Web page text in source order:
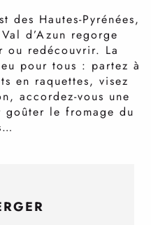
des Hautes-Pyrénées,
d’Azun regorge
ou redécouvrir. La
pour tous : partez à
en raquettes, visez
accordez-vous une
goûter le fromage du